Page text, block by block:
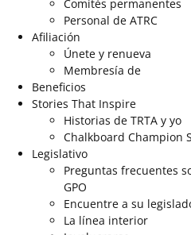
Comités permanentes
Personal de ATRC
Afiliación
Únete y renueva
Membresía de
Beneficios
Stories That Inspire
Historias de TRTA y yo
Chalkboard Champion
Legislativo
Preguntas frecuentes
GPO
Encuentre a su
La línea interior